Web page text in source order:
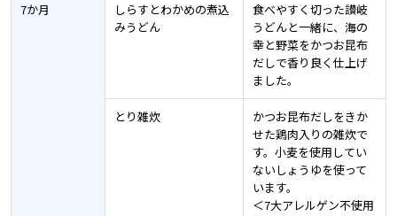
7か月
しらすとわかめの煮込
みうどん
食べやすく切った讃岐
うどんと一緒に、海の
幸と野菜をかつお昆布
だしで香り良く仕上げ
ました。
とり雑炊
かつお昆布だしをきか
せた鶏肉入りの雑炊で
す。小麦を使用してい
ないしょうゆを使って
います。
＜7大アレルゲン不使用